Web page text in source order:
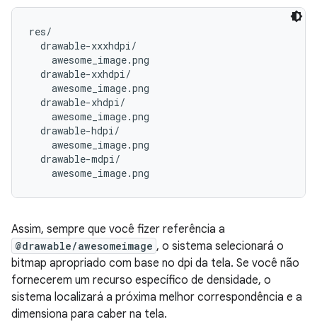
res/
  drawable-xxxhdpi/
    awesome_image.png
  drawable-xxhdpi/
    awesome_image.png
  drawable-xhdpi/
    awesome_image.png
  drawable-hdpi/
    awesome_image.png
  drawable-mdpi/
Assim, sempre que você fizer referência a
@drawable/awesomeimage , o sistema selecionará o
bitmap apropriado com base no dpi da tela. Se você não
fornecerem um recurso específico de densidade, o
sistema localizará a próxima melhor correspondência e a
dimensiona para caber na tela.